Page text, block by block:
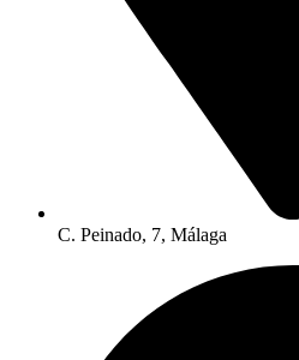
C. Peinado, 7, Málaga